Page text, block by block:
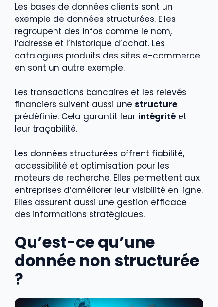
Les bases de données clients sont un
exemple de données structurées. Elles
regroupent des infos comme le nom,
l’adresse et l’historique d’achat. Les
catalogues produits des sites e-commerce
en sont un autre exemple.
Les transactions bancaires et les relevés
financiers suivent aussi une structure
prédéfinie. Cela garantit leur intégrité et
leur traçabilité.
Les données structurées offrent fiabilité,
accessibilité et optimisation pour les
moteurs de recherche. Elles permettent aux
entreprises d’améliorer leur visibilité en ligne.
Elles assurent aussi une gestion efficace
des informations stratégiques.
Qu’est-ce qu’une
donnée non structurée
?